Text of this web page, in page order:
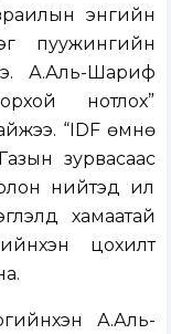
энгийн
пуужингийн
А.Аль-Шариф
нотлох”
“IDF өмнө
зурвасаас
нийтэд ил
хамаатай
цохилт
А.Аль-